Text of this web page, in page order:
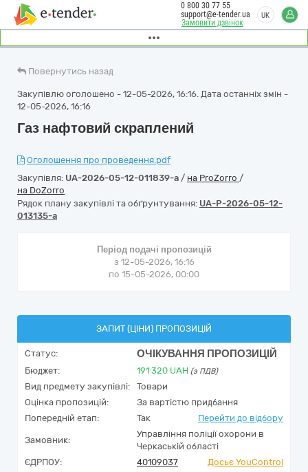
Замовити дзвінок
0 800 30 77 55
support@e-tender.ua
UK
Повернутись назад
Закупівлю оголошено - 12-05-2026, 16:16. Дата останніх змін -
12-05-2026, 16:16
Газ нафтовий скраплений
Оголошення про проведення.pdf
Закупівля: UA-2026-05-12-011839-a / на ProZorro /
на DoZorro
Рядок плану закупівлі та обґрунтування: UA-P-2026-05-12-
013135-a
Період подачі пропозицій
з 12-05-2026, 16:16
по 15-05-2026, 00:00
ЗАПИТ (ЦІНИ) ПРОПОЗИЦІЙ
Статус: ОЧІКУВАННЯ ПРОПОЗИЦІЙ
Бюджет: 191 320 UAH (з ПДВ)
Вид предмету закупівлі:
Товари
Оцінка пропозицій:
За вартістю придбання
Попередній етап:
Так Перейти до відбору
Замовник:
Управління поліції охорони в
Черкаській області
ЄДРПОУ:
40109037
Досьє YouControl